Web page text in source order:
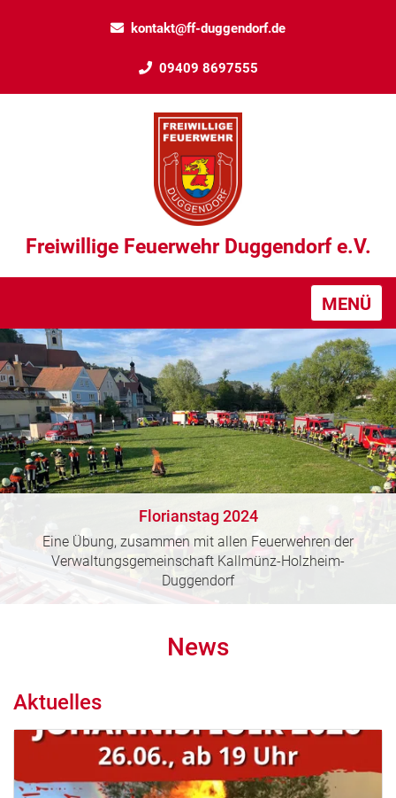
kontakt@ff-duggendorf.de
09409 8697555
Freiwillige Feuerwehr Duggendorf e.V.
MENÜ
Florianstag 2024
Eine Übung, zusammen mit allen Feuerwehren der
Verwaltungsgemeinschaft Kallmünz-Holzheim-
Duggendorf
News
Aktuelles